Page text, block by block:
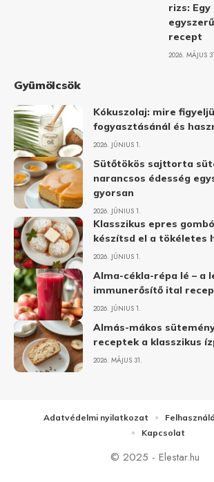
rizs: Egy
recept
2026. MÁJUS
Gyümölcsök
Kókuszolaj: mire
fogyasztásánál és
2026. JÚNIUS 1.
Sütőtökös sajttorta
narancsos édesség
gyorsan
2026. JÚNIUS 1.
Klasszikus epres
készítsd el a tökéletes
2026. JÚNIUS 1.
Alma-cékla-répa lé – a
immunerősítő ital
2026. JÚNIUS 1.
Almás-mákos
receptek a klasszikus
2026. MÁJUS 31.
© 2025 - Elestar.hu
Adatvédelmi nyilatkozat
Kapcsolat